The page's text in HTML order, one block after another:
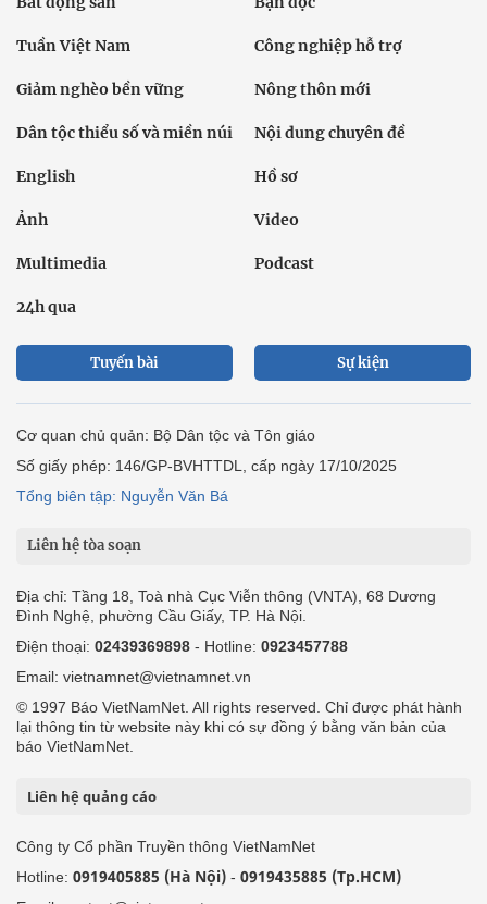
Tuần Việt Nam Công nghiệp hỗ trợ
Giảm nghèo bền vững Nông thôn mới
Dân tộc thiểu số và miền núi Nội dung chuyên đề
English Hồ sơ
Ảnh Video
Multimedia Podcast
24h qua
Tuyến bài Sự kiện
Cơ quan chủ quản: Bộ Dân tộc và Tôn giáo
Số giấy phép: 146/GP-BVHTTDL, cấp ngày 17/10/2025
Tổng biên tập: Nguyễn Văn Bá
Liên hệ tòa soạn
Địa chỉ: Tầng 18, Toà nhà Cục Viễn thông (VNTA), 68 Dương
Đình Nghệ, phường Cầu Giấy, TP. Hà Nội.
Điện thoại: 02439369898 - Hotline: 0923457788
Email: vietnamnet@vietnamnet.vn
© 1997 Báo VietNamNet. All rights reserved. Chỉ được phát hành
lại thông tin từ website này khi có sự đồng ý bằng văn bản của
báo VietNamNet.
Liên hệ quảng cáo
Công ty Cổ phần Truyền thông VietNamNet
Hotline: 0919405885 (Hà Nội) - 0919435885 (Tp.HCM)